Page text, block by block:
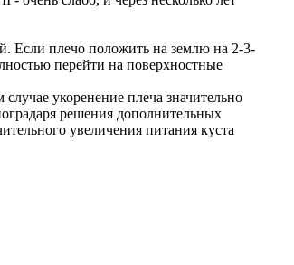
Если плечо положить на землю на 2-3-
перейти на поверхностные
случае укоренение плеча значительно
решения дополнительных
увеличения питания куста